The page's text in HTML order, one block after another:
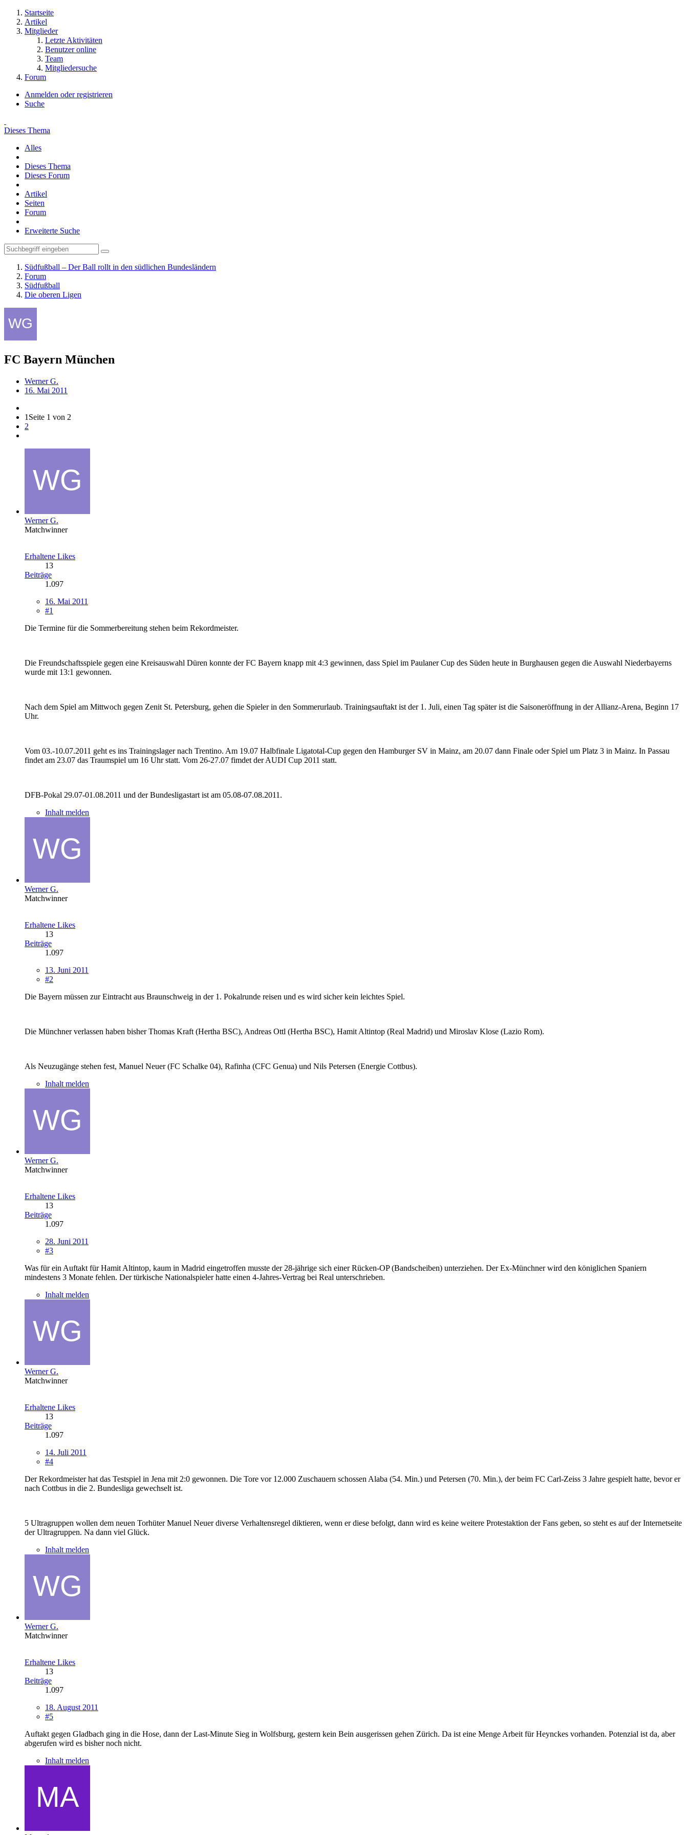
Startseite
Artikel
Mitglieder
Letzte Aktivitäten
Benutzer online
Team
Mitgliedersuche
Forum
Anmelden oder registrieren
Suche
Dieses Thema
Alles
Dieses Thema
Dieses Forum
Artikel
Seiten
Forum
Erweiterte Suche
Südfußball – Der Ball rollt in den südlichen Bundesländern
Forum
Südfußball
Die oberen Ligen
FC Bayern München
Werner G.
16. Mai 2011
1 Seite 1 von 2
2
Werner G.
Matchwinner
Erhaltene Likes
13
Beiträge
1.097
16. Mai 2011
#1
Die Termine für die Sommerbereitung stehen beim Rekordmeister.
Die Freundschaftsspiele gegen eine Kreisauswahl Düren konnte der FC Bayern knapp mit 4:3 gewinnen, dass Spiel im Paulaner Cup des Süden heute in Burghausen gegen die Auswahl Niederbayerns
wurde mit 13:1 gewonnen.
Nach dem Spiel am Mittwoch gegen Zenit St. Petersburg, gehen die Spieler in den Sommerurlaub. Trainingsauftakt ist der 1. Juli, einen Tag später ist die Saisoneröffnung in der Allianz-Arena, Beginn 17
Uhr.
Vom 03.-10.07.2011 geht es ins Trainingslager nach Trentino. Am 19.07 Halbfinale Ligatotal-Cup gegen den Hamburger SV in Mainz, am 20.07 dann Finale oder Spiel um Platz 3 in Mainz. In Passau
findet am 23.07 das Traumspiel um 16 Uhr statt. Vom 26-27.07 fimdet der AUDI Cup 2011 statt.
DFB-Pokal 29.07-01.08.2011 und der Bundesligastart ist am 05.08-07.08.2011.
Inhalt melden
Werner G.
Matchwinner
Erhaltene Likes
13
Beiträge
1.097
13. Juni 2011
#2
Die Bayern müssen zur Eintracht aus Braunschweig in der 1. Pokalrunde reisen und es wird sicher kein leichtes Spiel.
Die Münchner verlassen haben bisher Thomas Kraft (Hertha BSC), Andreas Ottl (Hertha BSC), Hamit Altintop (Real Madrid) und Miroslav Klose (Lazio Rom).
Als Neuzugänge stehen fest, Manuel Neuer (FC Schalke 04), Rafinha (CFC Genua) und Nils Petersen (Energie Cottbus).
Inhalt melden
Werner G.
Matchwinner
Erhaltene Likes
13
Beiträge
1.097
28. Juni 2011
#3
Was für ein Auftakt für Hamit Altintop, kaum in Madrid eingetroffen musste der 28-jährige sich einer Rücken-OP (Bandscheiben) unterziehen. Der Ex-Münchner wird den königlichen Spaniern
mindestens 3 Monate fehlen. Der türkische Nationalspieler hatte einen 4-Jahres-Vertrag bei Real unterschrieben.
Inhalt melden
Werner G.
Matchwinner
Erhaltene Likes
13
Beiträge
1.097
14. Juli 2011
#4
Der Rekordmeister hat das Testspiel in Jena mit 2:0 gewonnen. Die Tore vor 12.000 Zuschauern schossen Alaba (54. Min.) und Petersen (70. Min.), der beim FC Carl-Zeiss 3 Jahre gespielt hatte, bevor er
nach Cottbus in die 2. Bundesliga gewechselt ist.
5 Ultragruppen wollen dem neuen Torhüter Manuel Neuer diverse Verhaltensregel diktieren, wenn er diese befolgt, dann wird es keine weitere Protestaktion der Fans geben, so steht es auf der Internetseite
der Ultragruppen. Na dann viel Glück.
Inhalt melden
Werner G.
Matchwinner
Erhaltene Likes
13
Beiträge
1.097
18. August 2011
#5
Auftakt gegen Gladbach ging in die Hose, dann der Last-Minute Sieg in Wolfsburg, gestern kein Bein ausgerissen gehen Zürich. Da ist eine Menge Arbeit für Heynckes vorhanden. Potenzial ist da, aber
abgerufen wird es bisher noch nicht.
Inhalt melden